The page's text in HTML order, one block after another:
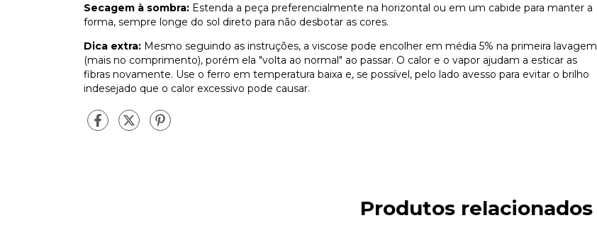
Secagem à sombra: Estenda a peça preferencialmente na horizontal ou em um cabide para manter a
forma, sempre longe do sol direto para não desbotar as cores.
Dica extra: Mesmo seguindo as instruções, a viscose pode encolher em média 5% na primeira lavagem
(mais no comprimento), porém ela "volta ao normal" ao passar. O calor e o vapor ajudam a esticar as
fibras novamente. Use o ferro em temperatura baixa e, se possível, pelo lado avesso para evitar o brilho
indesejado que o calor excessivo pode causar.
Produtos relacionados